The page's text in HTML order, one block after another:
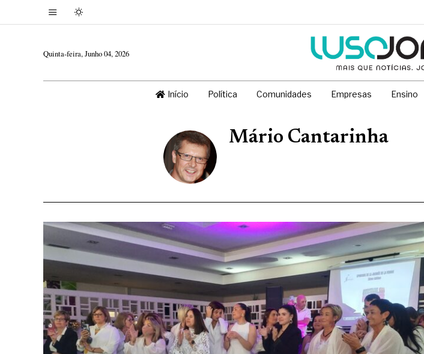
Quinta-feira, Junho 04, 2026
Início Política Comunidades Empresas Ensino
Mário Cantarinha